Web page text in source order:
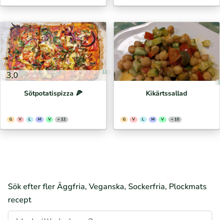
3,0 11
Sötpotatispizza 🍕⁣
G V L M V + 12
Kikärtssallad
G V L M V + 10
Sök efter fler Äggfria, Veganska, Sockerfria, Plockmats
recept